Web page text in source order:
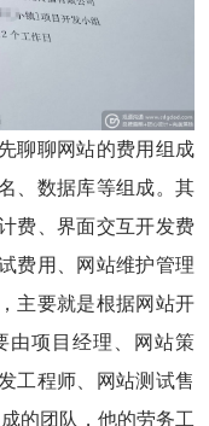
聊聊网站的费用组成
、数据库等组成。其
费、界面交互开发费
费用、网站维护管理
主要就是根据网站开
由项目经理、网站策
工程师、网站测试售
的团队，他的劳务工